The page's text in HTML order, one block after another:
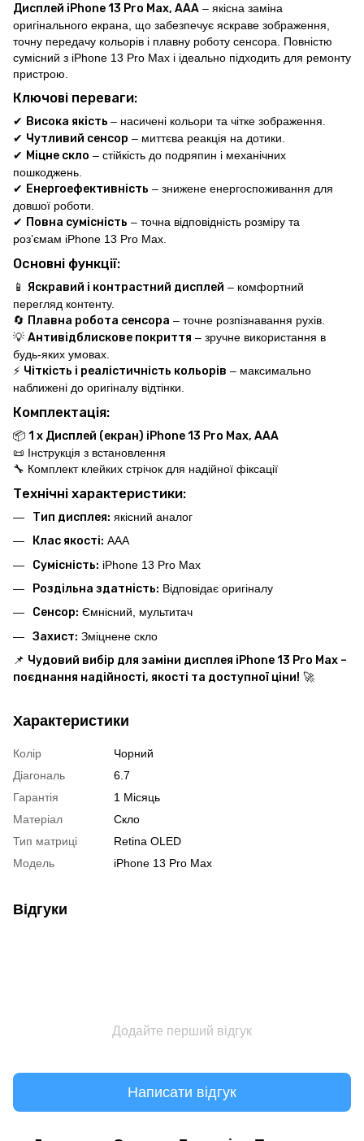
Дисплей iPhone 13 Pro Max, AAA – якісна заміна
оригінального екрана, що забезпечує яскраве зображення,
точну передачу кольорів і плавну роботу сенсора. Повністю
сумісний з iPhone 13 Pro Max і ідеально підходить для ремонту
пристрою.
Ключові переваги:
✔ Висока якість – насичені кольори та чітке зображення.
✔ Чутливий сенсор – миттєва реакція на дотики.
✔ Міцне скло – стійкість до подряпин і механічних
пошкоджень.
✔ Енергоефективність – знижене енергоспоживання для
довшої роботи.
✔ Повна сумісність – точна відповідність розміру та
роз’ємам iPhone 13 Pro Max.
Основні функції:
📱 Яскравий і контрастний дисплей – комфортний
перегляд контенту.
🔄 Плавна робота сенсора – точне розпізнавання рухів.
💡 Антивідблискове покриття – зручне використання в
будь-яких умовах.
⚡ Чіткість і реалістичність кольорів – максимально
наближені до оригіналу відтінки.
Комплектація:
📦 1 x Дисплей (екран) iPhone 13 Pro Max, AAA
📜 Інструкція з встановлення
🔧 Комплект клейких стрічок для надійної фіксації
Технічні характеристики:
Тип дисплея: якісний аналог
Клас якості: AAA
Сумісність: iPhone 13 Pro Max
Роздільна здатність: Відповідає оригіналу
Сенсор: Ємнісний, мультитач
Захист: Зміцнене скло
📌 Чудовий вибір для заміни дисплея iPhone 13 Pro Max –
поєднання надійності, якості та доступної ціни! 🚀
Характеристики
Колір
Чорний
Діагональ
6.7
Гарантія
1 Місяць
Матеріал
Скло
Тип матриці
Retina OLED
Модель
iPhone 13 Pro Max
Відгуки
Додайте перший відгук
Написати відгук